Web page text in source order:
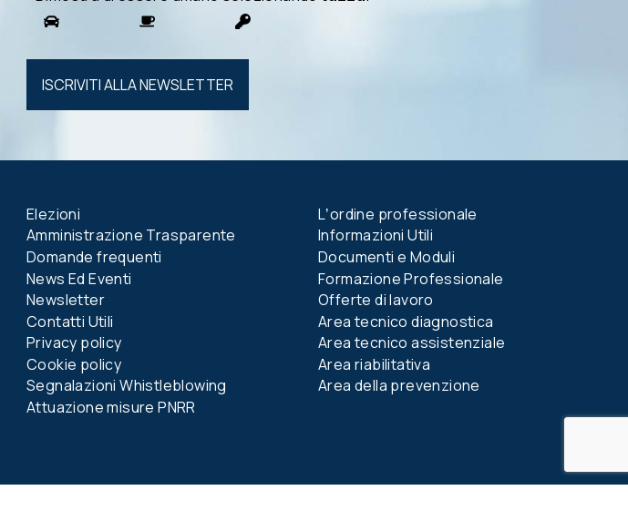
Si prega di
lasciare
Elezioni
Amministrazione Trasparente
Domande frequenti
News Ed Eventi
Newsletter
Contatti Utili
Privacy policy
Cookie policy
Segnalazioni Whistleblowing
Attuazione misure PNRR
Lʼordine professionale
Informazioni Utili
Documenti e Moduli
Formazione Professionale
Offerte di lavoro
Area tecnico diagnostica
Area tecnico assistenziale
Area riabilitativa
Area della prevenzione